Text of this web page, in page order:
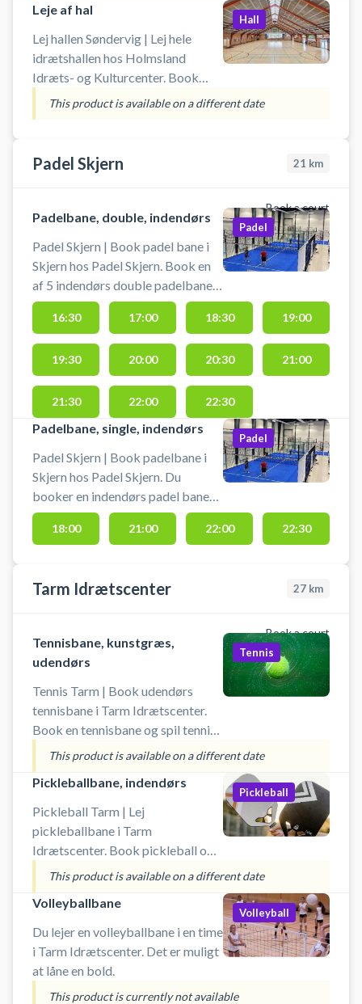
badmintonbaner ialt. Für deutsche
Besucher:
Leje af hal
Lej hallen Søndervig | Lej hele
idrætshallen hos Holmsland
Idræts- og Kulturcenter. Book
hallen som kan bruges til fx
eller fri leg.
Hall
This product is available on a different date
Padel Skjern 21 km
Book a court
Padelbane, double, indendørs
Padel Skjern | Book padel bane i
Skjern hos Padel Skjern. Book en
af 5 indendørs double padelbaner
og spil padel hos Padel Skjern -
Andelskassen Padel Arena.
Padelbanen er en doublebane, til 4
personer. Lånebats er altid
garanterer ikke lånebats tilstand.
Padel
16:30 17:00 18:30 19:00
19:30 20:00 20:30 21:00
21:30 22:00 22:30
Padelbane, single, indendørs
Padel Skjern | Book padelbane i
Skjern hos Padel Skjern. Du
booker en indendørs padel bane
(single, til 2 personer) hos Padel
Skjern. Lånebats er altid inkluderet
Padel
18:00 21:00 22:00 22:30
Tarm Idrætscenter 27 km
Book a court
Tennisbane, kunstgræs,
udendørs
Tennis Tarm | Book udendørs
tennisbane i Tarm Idrætscenter.
Book en tennisbane og spil tennis i
Tarm på en af de udendørs
af tennisbane er inkl. lån af ketcher
og bolde. Ved booking af
tennisbanen er der gratis
parkering ved Tarm Idrætscenters
tennisbaner, som du finder på
Skovvej 25, 6880 Tarm.
Tennis
This product is available on a different date
Pickleballbane, indendørs
Pickleball Tarm | Lej
pickleballbane i Tarm
Idrætscenter. Book pickleball og
spil pickleball i Tarm på en af
Booking af pickleballbane er inkl.
lån af bat og bolde. Ved booking
af pickleball bane er der gratis
parkering ved Tarm Idrætscenter
på Skovvej 25, 6880 Tarm.
Pickleball
This product is available on a different date
Volleyballbane
Du lejer en volleyballbane i en time
i Tarm Idrætscenter. Det er muligt
at låne en bold.
Volleyball
This product is currently not available